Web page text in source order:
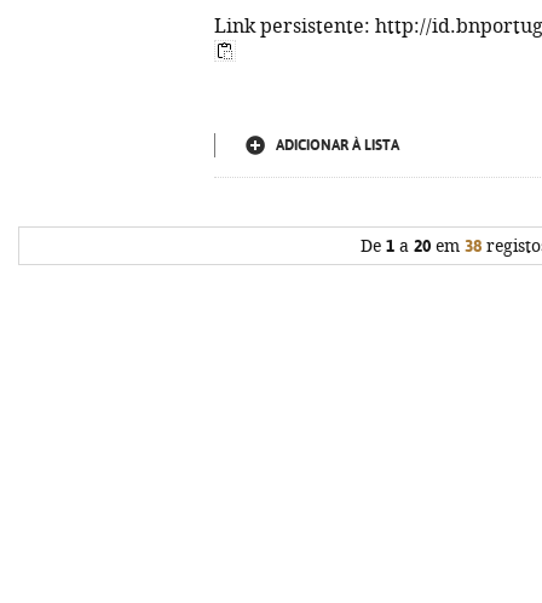
Link persistente: http://
ADICIONAR À LISTA
De 1a 20em 38